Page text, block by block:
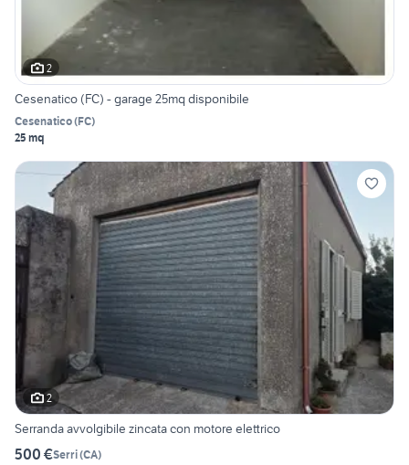
2
Cesenatico (FC) - garage 25mq disponibile
Cesenatico(FC)
25 mq
2
Serranda avvolgibile zincata con motore elettrico
500 €Serri(CA)